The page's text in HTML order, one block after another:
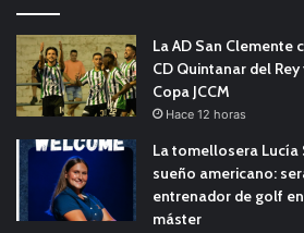
La AD San Clemente
CD Quintanar del
Copa JCCM
Hace 12 horas
La tomellosera Lucía
sueño americano:
entrenador de golf
máster